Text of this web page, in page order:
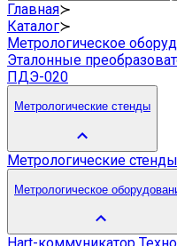
Главная≻
Каталог≻
Метрологическое
Эталонные
ПДЭ-020
Метрологические стенды
Метрологические стенды
Метрологическое